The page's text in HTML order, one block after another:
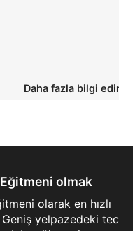
Daha fazla bilgi
olmak
olarak en hızlı
Geniş yelpazedeki tec